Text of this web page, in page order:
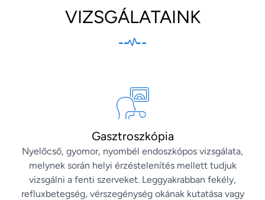
VIZSGÁLATAINK
Gasztroszkópia
Nyelőcső, gyomor, nyombél endoszkópos vizsgálata,
melynek során helyi érzéstelenítés mellett tudjuk
vizsgálni a fenti szerveket. Leggyakrabban fekély,
refluxbetegség, vérszegénység okának kutatása vagy